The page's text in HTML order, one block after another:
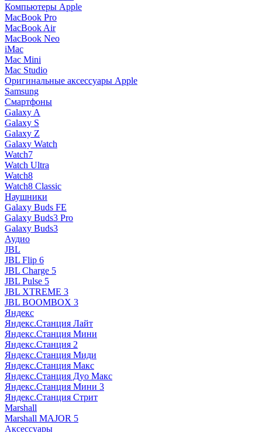
Компьютеры Apple
MacBook Pro
MacBook Air
MacBook Neo
iMac
Mac Mini
Mac Studio
Оригинальные аксессуары Apple
Samsung
Смартфоны
Galaxy A
Galaxy S
Galaxy Z
Galaxy Watch
Watch7
Watch Ultra
Watch8
Watch8 Classic
Наушники
Galaxy Buds FE
Galaxy Buds3 Pro
Galaxy Buds3
Аудио
JBL
JBL Flip 6
JBL Charge 5
JBL Pulse 5
JBL XTREME 3
JBL BOOMBOX 3
Яндекс
Яндекс.Станция Лайт
Яндекс.Станция Мини
Яндекс.Станция 2
Яндекс.Станция Миди
Яндекс.Станция Макс
Яндекс.Станция Дуо Макс
Яндекс.Станция Мини 3
Яндекс.Станция Стрит
Marshall
Marshall MAJOR 5
Аксессуары